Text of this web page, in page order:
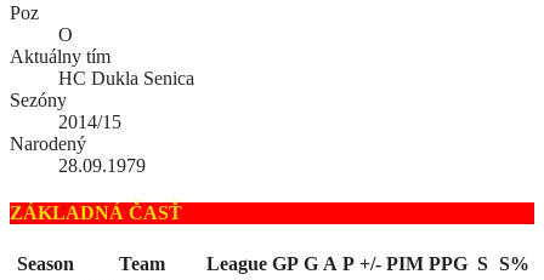
Poz
O
Aktuálny tím
HC Dukla Senica
Sezóny
2014/15
Narodený
28.09.1979
ZÁKLADNÁ ČASŤ
Season Team League GP G A P +/- PIM PPG S S%